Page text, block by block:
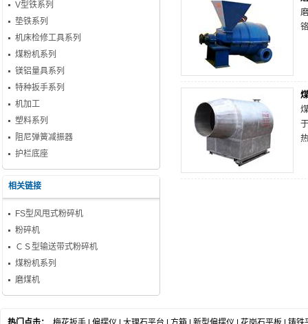
V型铁系列
垫铁系列
机床检修工具系列
煤粉机系列
镁铝量具系列
特种扳手系列
机加工
塑料系列
阻尼弹簧减振器
护栏底座
相关链接
FS型风甩式粉碎机
粉碎机
ＣＳ型输送带式粉碎机
煤粉机系列
磨煤机